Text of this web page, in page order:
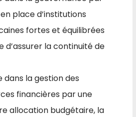
place d’institutions
fortes et équilibrées
d’assurer la continuité de
dans la gestion des
financières par une
allocation budgétaire, la